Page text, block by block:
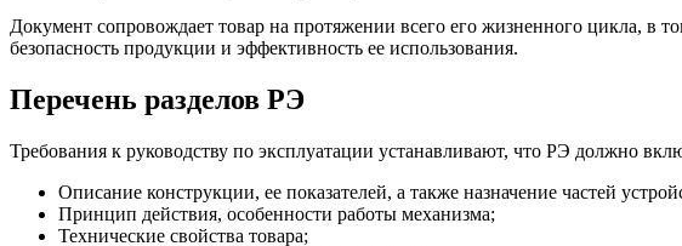
Документ сопровождает товар на протяжении всего его жизненного цикла, в
безопасность продукции и эффективность ее использования.
Перечень разделов РЭ
Требования к руководству по эксплуатации устанавливают, что РЭ должно
Описание конструкции, ее показателей, а также назначение частей
Принцип действия, особенности работы механизма;
Технические свойства товара;